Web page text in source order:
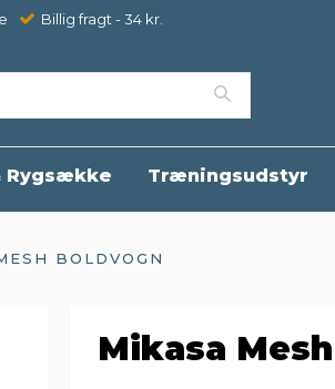
Billig fragt - 34 kr.
Rygsække Træningsudstyr
BOLDVOGN
Mikasa